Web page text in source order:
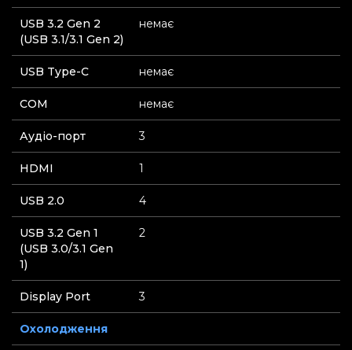
USB 3.2 Gen 2
(USB 3.1/3.1 Gen 2)
немає
USB Type-C немає
СOM немає
Аудіо-порт 3
HDMI 1
USB 2.0 4
USB 3.2 Gen 1
(USB 3.0/3.1 Gen
1)
2
Display Port 3
Охолодження